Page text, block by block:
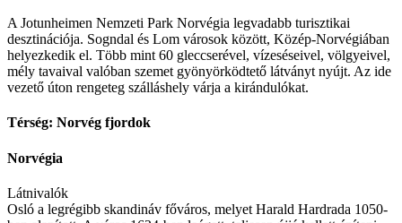
A Jotunheimen Nemzeti Park Norvégia legvadabb turisztikai
desztinációja. Sogndal és Lom városok között, Közép-Norvégiában
helyezkedik el. Több mint 60 gleccserével, vízeséseivel, völgyeivel,
mély tavaival valóban szemet gyönyörködtető látványt nyújt. Az ide
vezető úton rengeteg szálláshely várja a kirándulókat.
Térség: Norvég fjordok
Norvégia
Látnivalók
Osló a legrégibb skandináv főváros, melyet Harald Hardrada 1050-